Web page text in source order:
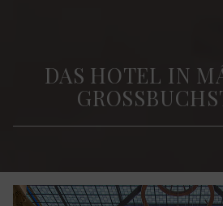
DAS HOTEL IN